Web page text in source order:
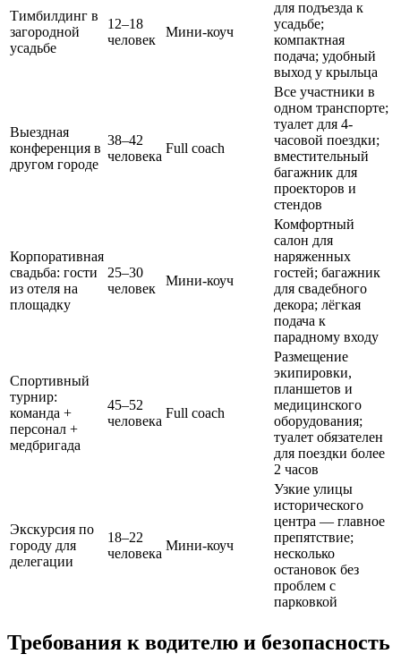
Тимбилдинг в
загородной
усадьбе
12–18
человек
Мини-коуч
для подъезда к
усадьбе;
компактная
подача; удобный
выход у крыльца
Выездная
конференция в
другом городе
38–42
человека
Full coach
Все участники в
одном транспорте;
туалет для 4-
часовой поездки;
вместительный
багажник для
проекторов и
стендов
Корпоративная
свадьба: гости
из отеля на
площадку
25–30
человек
Мини-коуч
Комфортный
салон для
наряженных
гостей; багажник
для свадебного
декора; лёгкая
подача к
парадному входу
Спортивный
турнир:
команда +
персонал +
медбригада
45–52
человека
Full coach
Размещение
экипировки,
планшетов и
медицинского
оборудования;
туалет обязателен
для поездки более
2 часов
Экскурсия по
городу для
делегации
18–22
человека
Мини-коуч
Узкие улицы
исторического
центра — главное
препятствие;
несколько
остановок без
проблем с
парковкой
Требования к водителю и безопасность